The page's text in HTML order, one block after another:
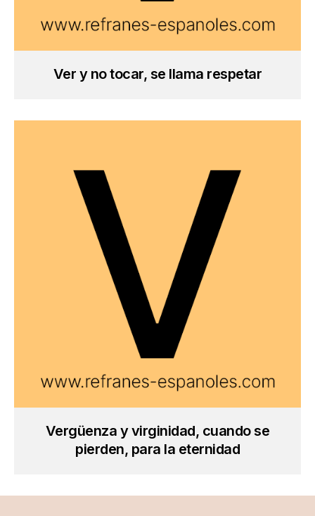
Ver y no tocar, se llama respetar
Vergüenza y virginidad, cuando se
pierden, para la eternidad